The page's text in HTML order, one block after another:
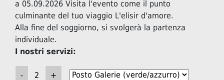
a 05.09.2026 Visita l'evento come il punto
culminante del tuo viaggio L'elisir d'amore.
Alla fine del soggiorno, si svolgerà la partenza
individuale.
I nostri servizi: